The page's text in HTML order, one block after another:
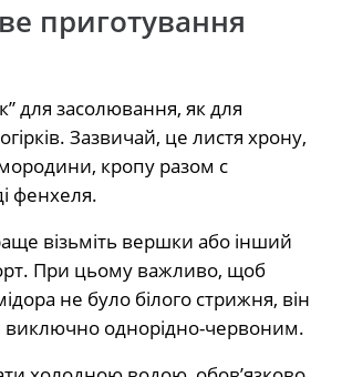
приготування
для засолювання, як для
Зазвичай, це листя хрону,
кропу разом c
фенхеля.
візьміть вершки або інший
При цьому важливо, щоб
не було білого стрижня, він
виключно однорідно-червоним.